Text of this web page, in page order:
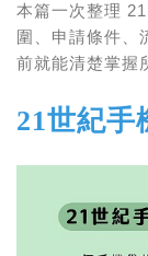
本篇一次整理
圍、申請條件、
前就能清楚掌握
21世紀手